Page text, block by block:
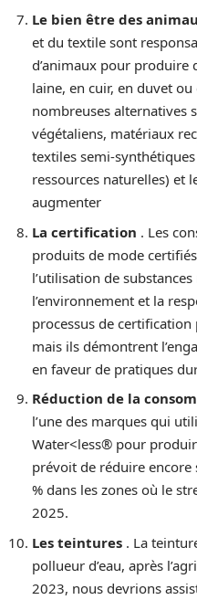
Le bien être des
et du textile sont
d’animaux pour produire
laine, en cuir, en duvet
nombreuses alternatives
végétaliens, matériaux
textiles semi-
ressources naturelles) et
augmenter
La certification . Les
produits de mode
l’utilisation de
l’environnement et la
processus de
mais ils démontrent
en faveur de pratiques
Réduction de la
l’une des marques qui
Water<less® pour
prévoit de réduire encore
% dans les zones où le
2025.
Les teintures . La
pollueur d’eau, après
2023, nous devrions